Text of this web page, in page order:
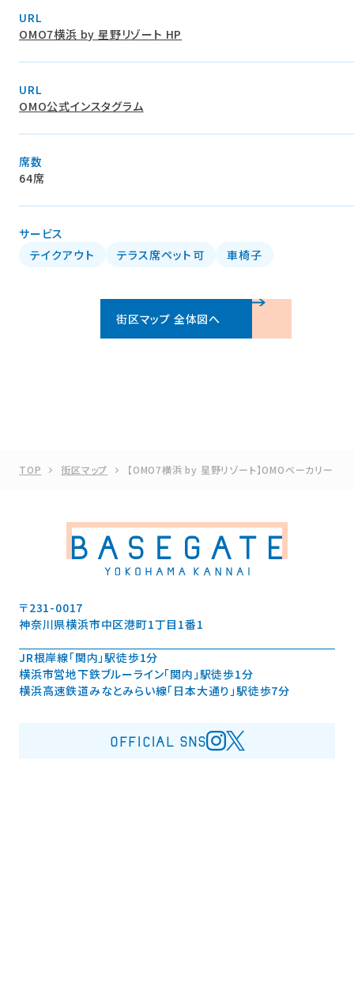
URL
OMO7横浜 by 星野リゾート HP
URL
OMO公式インスタグラム
席数
64席
サービス
テイクアウト
テラス席ペット可 車椅子
街区マップ 全体図へ
TOP 街区マップ 【OMO7横浜 by 星野リゾート】OMOベーカリー
〒231-0017
神奈川県横浜市中区港町1丁目1番1
JR根岸線「関内」駅徒歩1分
横浜市営地下鉄ブルーライン「関内」駅徒歩1分
横浜高速鉄道みなとみらい線「日本大通り」駅徒歩7分
OFFICIAL SNS